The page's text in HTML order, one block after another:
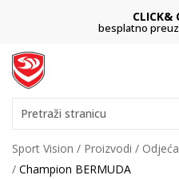
preuzimanje u trgovini
Pretraži stranicu
Sport Vision Proizvodi Odjeća
Champion BERMUDA